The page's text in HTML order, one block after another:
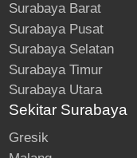
Surabaya Barat
Surabaya Pusat
Surabaya Selatan
Surabaya Timur
Surabaya Utara
Sekitar Surabaya
Gresik